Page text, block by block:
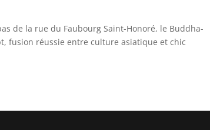
de la rue du Faubourg Saint-Honoré, le Buddha-
fusion réussie entre culture asiatique et chic